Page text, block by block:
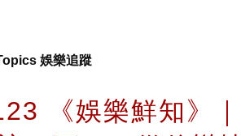
娛樂追蹤
《娛樂鮮知》